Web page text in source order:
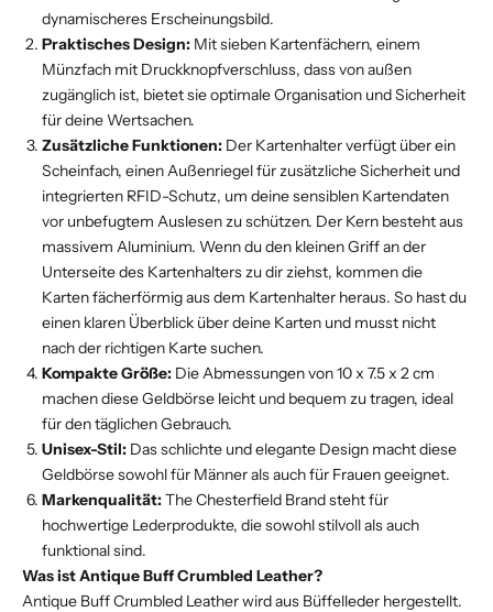
dynamischeres Erscheinungsbild.
Praktisches Design: Mit sieben Kartenfächern, einem
Münzfach mit Druckknopfverschluss, dass von außen
zugänglich ist, bietet sie optimale Organisation und Sicherheit
für deine Wertsachen.
Zusätzliche Funktionen: Der Kartenhalter verfügt über ein
Scheinfach, einen Außenriegel für zusätzliche Sicherheit und
integrierten RFID-Schutz, um deine sensiblen Kartendaten
vor unbefugtem Auslesen zu schützen. Der Kern besteht aus
massivem Aluminium. Wenn du den kleinen Griff an der
Unterseite des Kartenhalters zu dir ziehst, kommen die
Karten fächerförmig aus dem Kartenhalter heraus. So hast du
einen klaren Überblick über deine Karten und musst nicht
nach der richtigen Karte suchen.
Kompakte Größe: Die Abmessungen von 10 x 7.5 x 2 cm
machen diese Geldbörse leicht und bequem zu tragen, ideal
für den täglichen Gebrauch.
Unisex-Stil: Das schlichte und elegante Design macht diese
Geldbörse sowohl für Männer als auch für Frauen geeignet.
Markenqualität:The Chesterfield Brand steht für
hochwertige Lederprodukte, die sowohl stilvoll als auch
funktional sind.
Was ist Antique Buff Crumbled Leather?
Antique Buff Crumbled Leather wird aus Büffelleder hergestellt.